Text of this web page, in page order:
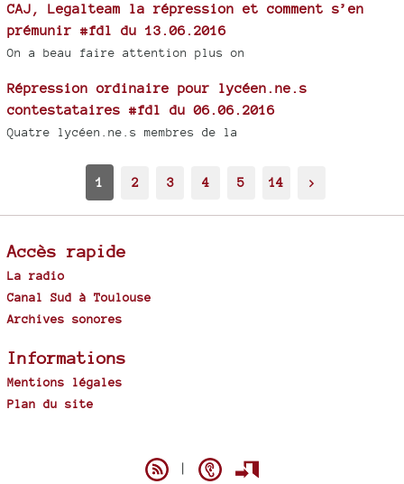
CAJ, Legalteam la répression et comment s’en
prémunir #fdl du 13.06.2016
On a beau faire attention plus on
Répression ordinaire pour lycéen.ne.s
contestataires #fdl du 06.06.2016
Quatre lycéen.ne.s membres de la
1 2 3 4 5 14 >
Accès rapide
La radio
Canal Sud à Toulouse
Archives sonores
Informations
Mentions légales
Plan du site
|